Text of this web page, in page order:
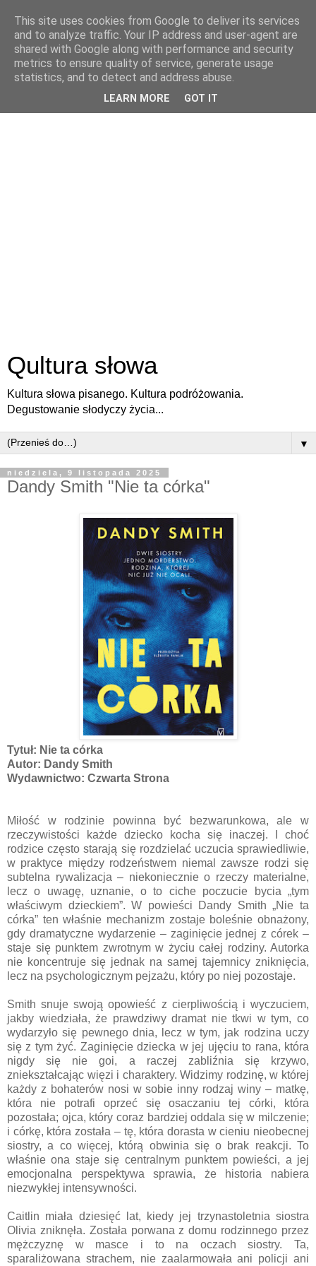
Qultura słowa
Kultura słowa pisanego. Kultura podróżowania.
Degustowanie słodyczy życia...
▼
niedziela, 9 listopada 2025
Dandy Smith "Nie ta córka"
Tytuł: Nie ta córka
Autor: Dandy Smith
Wydawnictwo: Czwarta Strona
Miłość w rodzinie powinna być bezwarunkowa, ale w
rzeczywistości każde dziecko kocha się inaczej. I choć
rodzice często starają się rozdzielać uczucia sprawiedliwie,
w praktyce między rodzeństwem niemal zawsze rodzi się
subtelna rywalizacja – niekoniecznie o rzeczy materialne,
lecz o uwagę, uznanie, o to ciche poczucie bycia „tym
właściwym dzieckiem”. W powieści Dandy Smith „Nie ta
córka” ten właśnie mechanizm zostaje boleśnie obnażony,
gdy dramatyczne wydarzenie – zaginięcie jednej z córek –
staje się punktem zwrotnym w życiu całej rodziny. Autorka
nie koncentruje się jednak na samej tajemnicy zniknięcia,
lecz na psychologicznym pejzażu, który po niej pozostaje.
Smith snuje swoją opowieść z cierpliwością i wyczuciem,
jakby wiedziała, że prawdziwy dramat nie tkwi w tym, co
wydarzyło się pewnego dnia, lecz w tym, jak rodzina uczy
się z tym żyć. Zaginięcie dziecka w jej ujęciu to rana, która
nigdy się nie goi, a raczej zabliźnia się krzywo,
zniekształcając więzi i charaktery. Widzimy rodzinę, w której
każdy z bohaterów nosi w sobie inny rodzaj winy – matkę,
która nie potrafi oprzeć się osaczaniu tej córki, która
pozostała; ojca, który coraz bardziej oddala się w milczenie;
i córkę, która została – tę, która dorasta w cieniu nieobecnej
siostry, a co więcej, którą obwinia się o brak reakcji. To
właśnie ona staje się centralnym punktem powieści, a jej
emocjonalna perspektywa sprawia, że historia nabiera
niezwykłej intensywności.
Caitlin miała dziesięć lat, kiedy jej trzynastoletnia siostra
Olivia zniknęła. Została porwana z domu rodzinnego przez
mężczyznę w masce i to na oczach siostry. Ta,
sparaliżowana strachem, nie zaalarmowała ani policji ani
This site uses cookies from Google to deliver its services
and to analyze traffic. Your IP address and user-agent are
shared with Google along with performance and security
metrics to ensure quality of service, generate usage
statistics, and to detect and address abuse.
LEARN MORE GOT IT